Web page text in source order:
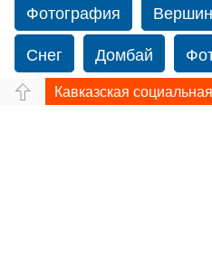
Фотография
Снег
Домбай
Путешествие
Кавказская